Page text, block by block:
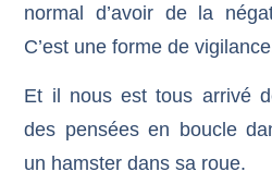
normal d’avoir de la
C’est une forme de
Et il nous est tous arrivé
des pensées en boucle
un hamster dans sa roue.